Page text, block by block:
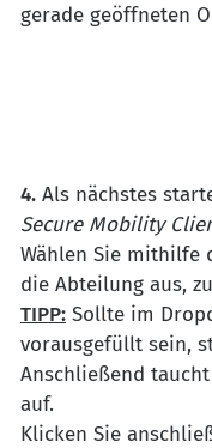
gerade geöffneten
4. Als nächstes
Secure Mobility
Wählen Sie mithilfe
die Abteilung aus,
TIPP: Sollte im
vorausgefüllt sein,
Anschließend
auf.
Klicken Sie